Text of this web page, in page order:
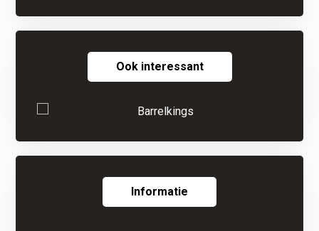
Ook interessant
Informatie